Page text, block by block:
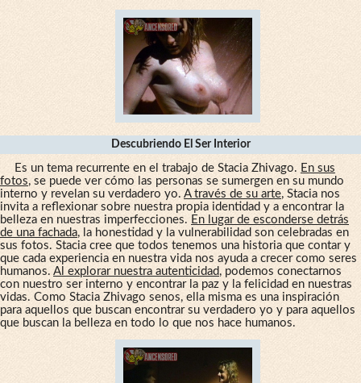
Descubriendo El Ser Interior
Es un tema recurrente en el trabajo de Stacia Zhivago. En sus
fotos, se puede ver cómo las personas se sumergen en su mundo
interno y revelan su verdadero yo. A través de su arte, Stacia nos
invita a reflexionar sobre nuestra propia identidad y a encontrar la
belleza en nuestras imperfecciones. En lugar de esconderse detrás
de una fachada, la honestidad y la vulnerabilidad son celebradas en
sus fotos. Stacia cree que todos tenemos una historia que contar y
que cada experiencia en nuestra vida nos ayuda a crecer como seres
humanos. Al explorar nuestra autenticidad , podemos conectarnos
con nuestro ser interno y encontrar la paz y la felicidad en nuestras
vidas. Como Stacia Zhivago senos, ella misma es una inspiración
para aquellos que buscan encontrar su verdadero yo y para aquellos
que buscan la belleza en todo lo que nos hace humanos.